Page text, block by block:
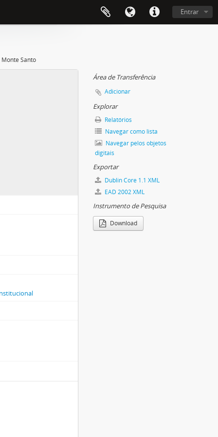
Entrar
Santo
Área de Transferência
Adicionar
Explorar
Relatórios
Navegar como lista
Navegar pelos objetos
digitais
Exportar
Dublin Core 1.1 XML
EAD 2002 XML
Instrumento de Pesquisa
Download